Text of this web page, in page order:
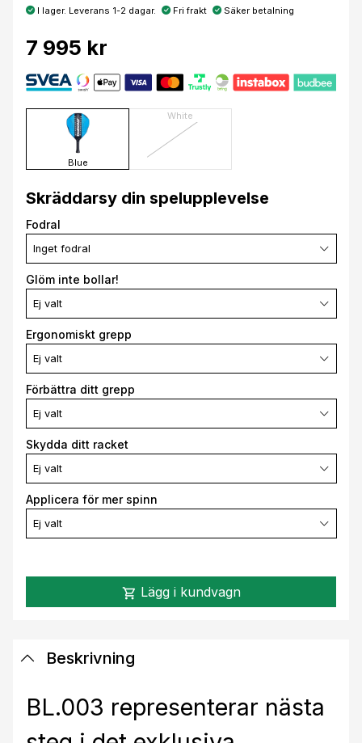
I lager. Leverans 1-2 dagar. Fri frakt Säker betalning
7 995 kr
Blue
White
Skräddarsy din spelupplevelse
Fodral
Inget fodral
Glöm inte bollar!
Ej valt
Ergonomiskt grepp
Ej valt
Förbättra ditt grepp
Ej valt
Skydda ditt racket
Ej valt
Applicera för mer spinn
Ej valt
shopping_cart Lägg i kundvagn
Beskrivning
BL.003 representerar nästa